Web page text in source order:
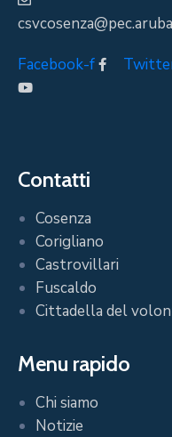
Facebook-f
Contatti
Cosenza
Corigliano
Castrovillari
Fuscaldo
Cittadella del
Menu rapido
Chi siamo
Notizie